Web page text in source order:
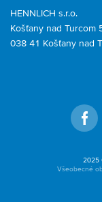
HENNLICH s.r.o.
Košťany nad Turcom
038 41 Košťany nad
2025
Všeobecné